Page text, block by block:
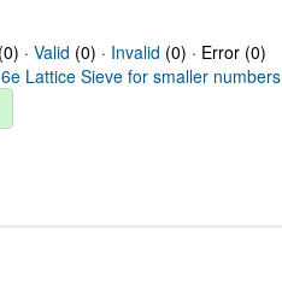
· Valid (0) · Invalid (0) · Error (0)
Lattice Sieve for smaller numbers